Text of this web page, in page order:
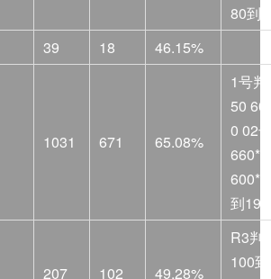
80到
39 18 46.15%
1031 671 65.08%
1号
50 60
0 02
到
207 102 49.28%
R3判
100